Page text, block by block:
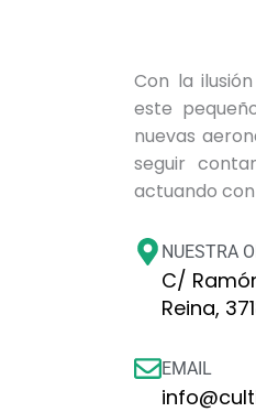
Con la
este
nuevas
seguir
actuando
NUESTRA
C/
Reina,
EMAIL